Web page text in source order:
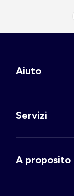
Aiuto
Servizi
A proposito